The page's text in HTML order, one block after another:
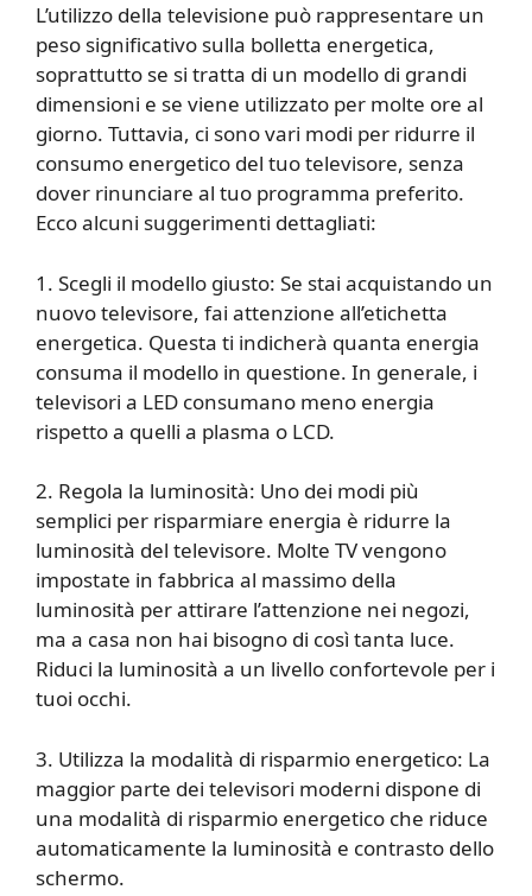
L’utilizzo della televisione può rappresentare un
peso significativo sulla bolletta energetica,
soprattutto se si tratta di un modello di grandi
dimensioni e se viene utilizzato per molte ore al
giorno. Tuttavia, ci sono vari modi per ridurre il
consumo energetico del tuo televisore, senza
dover rinunciare al tuo programma preferito.
Ecco alcuni suggerimenti dettagliati:
1. Scegli il modello giusto: Se stai acquistando un
nuovo televisore, fai attenzione all’etichetta
energetica. Questa ti indicherà quanta energia
consuma il modello in questione. In generale, i
televisori a LED consumano meno energia
rispetto a quelli a plasma o LCD.
2. Regola la luminosità: Uno dei modi più
semplici per risparmiare energia è ridurre la
luminosità del televisore. Molte TV vengono
impostate in fabbrica al massimo della
luminosità per attirare l’attenzione nei negozi,
ma a casa non hai bisogno di così tanta luce.
Riduci la luminosità a un livello confortevole per i
tuoi occhi.
3. Utilizza la modalità di risparmio energetico: La
maggior parte dei televisori moderni dispone di
una modalità di risparmio energetico che riduce
automaticamente la luminosità e contrasto dello
schermo.